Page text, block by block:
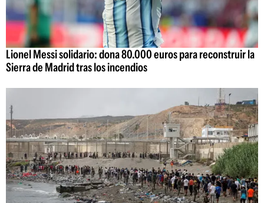
Lionel Messi solidario: dona 80.000 euros para reconstruir la
Sierra de Madrid tras los incendios